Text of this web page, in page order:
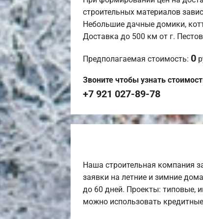
строительных материалов
Небольшие дачные домики,
Доставка до 500 км от г.
Предполагаемая стоимость: 0
Звоните чтобы узнать
+7 921 027-89-78
Наша строительная компания
заявки на летние и зимние
до 60 дней. Проекты: типовые,
можно использовать